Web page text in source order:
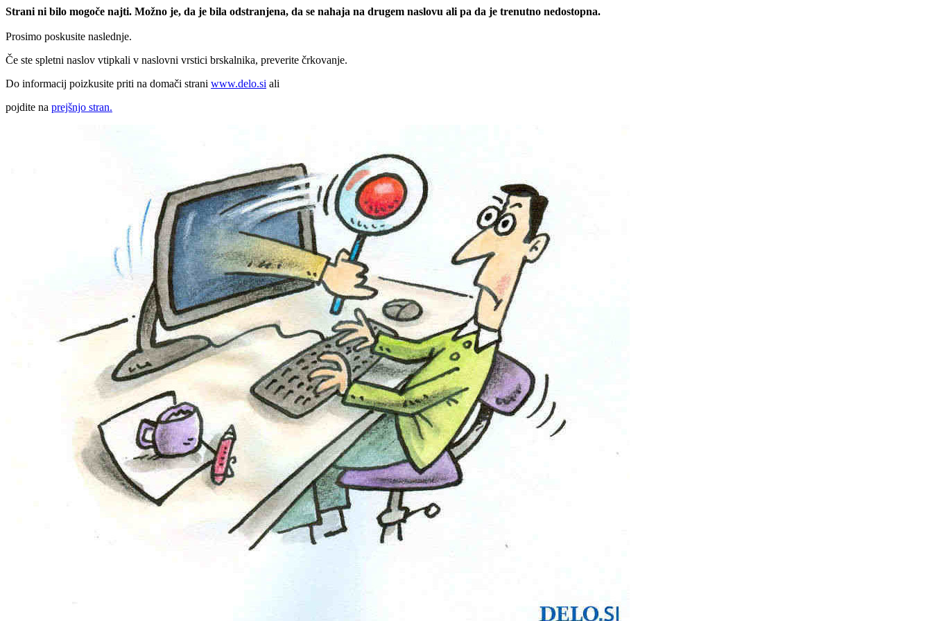
Strani ni bilo mogoče najti. Možno je, da je bila odstranjena, da se nahaja na drugem naslovu ali pa da je trenutno nedostopna.
Prosimo poskusite naslednje.
Če ste spletni naslov vtipkali v naslovni vrstici brskalnika, preverite črkovanje.
Do informacij poizkusite priti na domači strani www.delo.si ali
pojdite na prejšnjo stran.